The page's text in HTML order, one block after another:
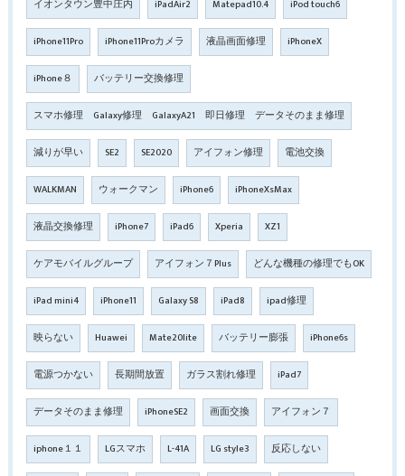
イオンタウン豊中庄内 iPadAir2 Matepad10.4 iPod touch6
iPhone11Pro iPhone11Proカメラ 液晶画面修理 iPhoneX
iPhone８ バッテリー交換修理
スマホ修理 Galaxy修理 GalaxyA21 即日修理 データそのまま修理
減りが早い SE2 SE2020 アイフォン修理 電池交換
WALKMAN ウォークマン iPhone6 iPhoneXsMax
液晶交換修理 iPhone7 iPad6 Xperia XZ1
ケアモバイルグループ アイフォン７Plus どんな機種の修理でもOK
iPad mini4 iPhone11 Galaxy S8 iPad8 ipad修理
映らない Huawei Mate20lite バッテリー膨張 iPhone6s
電源つかない 長期間放置 ガラス割れ修理 iPad7
データそのまま修理 iPhoneSE2 画面交換 アイフォン７
iphone１１ LGスマホ L-41A LG style3 反応しない